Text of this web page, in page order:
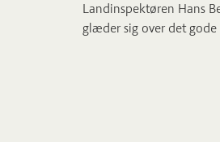
Landinspektøren Hans
glæder sig over det